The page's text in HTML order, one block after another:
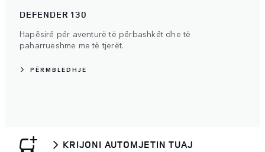
DEFENDER 130
Hapësirë për aventurë të përbashkët dhe të
paharrueshme me të tjerët.
PËRMBLEDHJE
KRIJONI AUTOMJETIN TUAJ